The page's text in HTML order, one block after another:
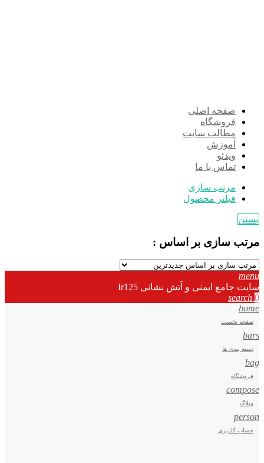
صفحه اصلی
فروشگاه
مطالب سایت
آموزش
ویدئو
تماس با ما
مرتب سازی
فیلتر محصول
بستن
مرتب سازی بر اساس :
menu
سایت جامع ایمنی و آتش نشانی Ir125
search 0
home
صفحه نخست
bars
دسته بندی ها
bag
فروشگاه
compose
وبلاگ
person
حساب کاربری